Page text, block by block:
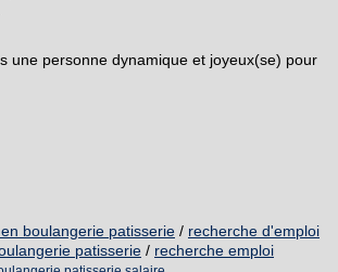
une personne dynamique et joyeux(se) pour
boulangerie patisserie / recherche d'emploi
patisserie / recherche emploi